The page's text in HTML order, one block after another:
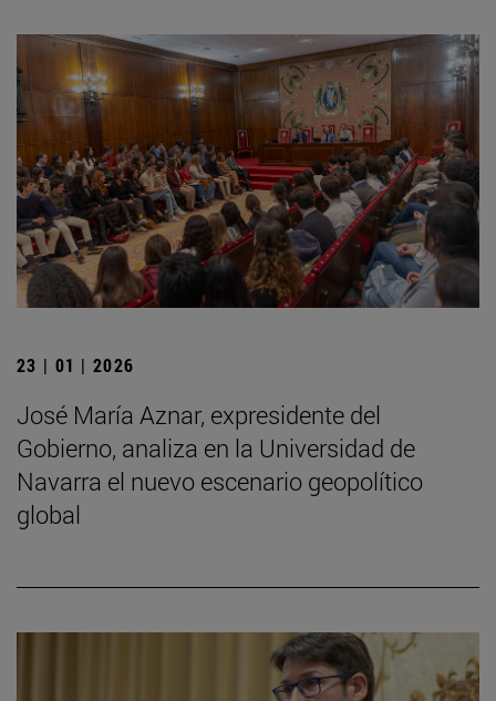
23 | 01 | 2026
José María Aznar, expresidente del
Gobierno, analiza en la Universidad de
Navarra el nuevo escenario geopolítico
global